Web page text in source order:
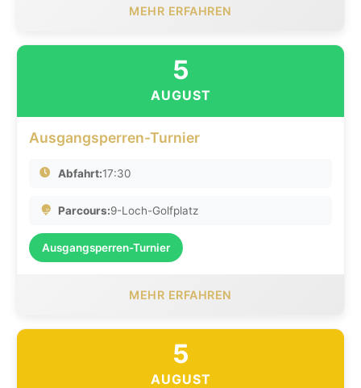
MEHR ERFAHREN
5
AUGUST
Ausgangsperren-Turnier
Abfahrt:17:30
Parcours:9-Loch-Golfplatz
Ausgangsperren-Turnier
MEHR ERFAHREN
5
AUGUST